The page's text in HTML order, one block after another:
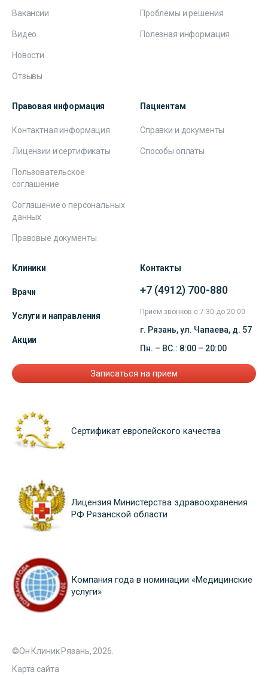
Вакансии
Видео
Новости
Отзывы
Проблемы и решения
Полезная информация
Правовая информация
Контактная информация
Лицензии и сертификаты
Пользовательское
соглашение
Соглашение о персональных
данных
Правовые документы
Пациентам
Справки и документы
Способы оплаты
Клиники
Врачи
Услуги и направления
Акции
Контакты
+7 (4912) 700-880
Прием звонков с 7:30 до 20:00
г. Рязань, ул. Чапаева, д. 57
Пн. – ВС.: 8:00 – 20:00
Записаться на прием
Сертификат европейского качества
Лицензия Министерства здравоохранения
РФ Рязанской области
Компания года в номинации «Медицинские
услуги»
©Он Клиник Рязань, 2026.
Карта сайта